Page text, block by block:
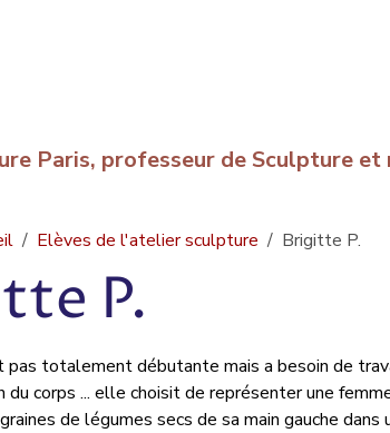
Paris, professeur de Sculpture et
Elèves de l'atelier sculpture Brigitte P.
P.
totalement débutante mais a besoin de
corps ... elle choisit de représenter une
de légumes secs de sa main gauche dans